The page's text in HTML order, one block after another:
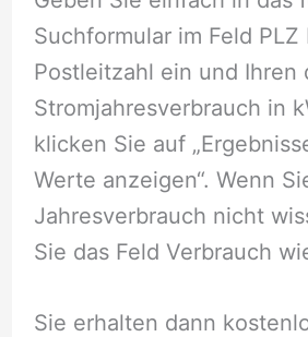
Suchformular im Feld PLZ
Postleitzahl ein und Ihren
Stromjahresverbrauch in
klicken Sie auf
Werte anzeigen“. Wenn
Jahresverbrauch nicht
Sie das Feld Verbrauch
Sie erhalten dann